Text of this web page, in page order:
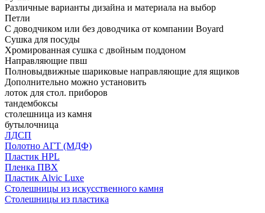
Различные варианты дизайна и материала на выбор
Петли
С доводчиком или без доводчика от компании Boyard
Сушка для посуды
Хромированная сушка с двойным поддоном
Направляющие пвш
Полновыдвижные шариковые направляющие для ящиков
Дополнительно можно установить
лоток для стол. приборов
тандембоксы
столешница из камня
бутылочница
ЛДСП
Полотно АГТ (МДФ)
Пластик HPL
Пленка ПВХ
Пластик Alvic Luxe
Столешницы из искусственного камня
Столешницы из пластика